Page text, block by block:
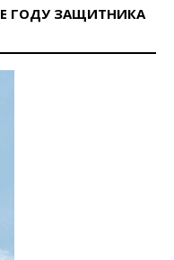
ГОДУ ЗАЩИТНИКА